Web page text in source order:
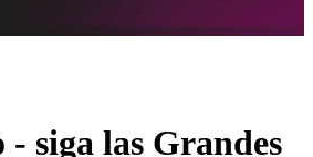
siga las Grandes